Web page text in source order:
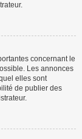
concernant le
Les annonces
elles sont
de publier des